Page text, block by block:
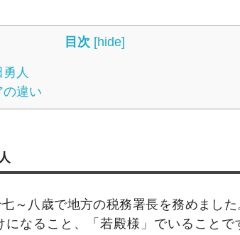
目次 [hide]
人
の違い
～八歳で地方の税務署長を務めました
になること、「若殿様」でいることで